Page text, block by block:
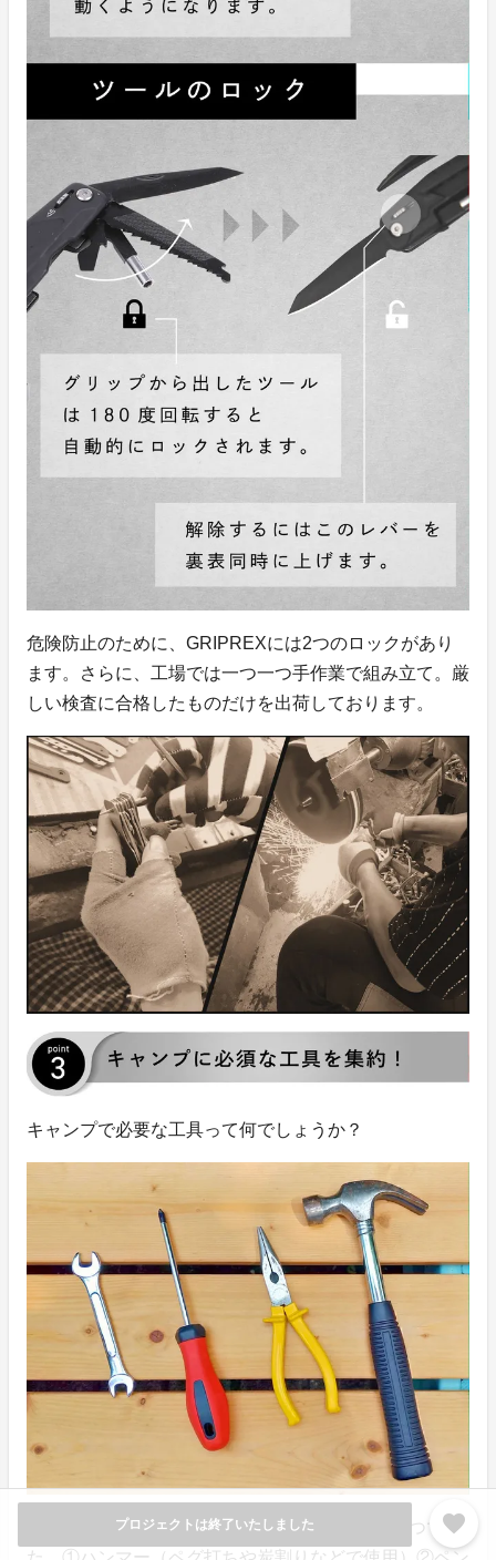
プロジェクトは終了いたしました favorite
危険防止のために、GRIPREXには2つのロックがあり
ます。さらに、工場では一つ一つ手作業で組み立て。厳
しい検査に合格したものだけを出荷しております。
キャンプで必要な工具って何でしょうか？
設備にもよりますが、意見が多かったのは次の4つでし